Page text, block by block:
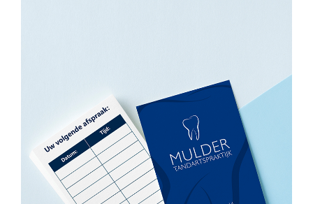
Folders
Foto's
Geboortekaartjes